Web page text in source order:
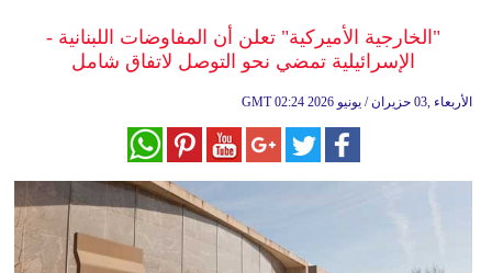
وموسيقى
سياحة
وسفر
"الخارجية الأميركية" تعلن أن المفاوضات اللبنانية -
الإسرائيلية تمضي نحو التوصل لاتفاق شامل
GMT 02:24 2026 الأربعاء ,03 حزيران / يونيو